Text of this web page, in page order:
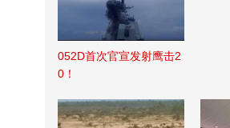
052D首次官宣发射鹰击2
0！